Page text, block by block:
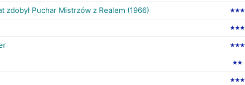
zdobył Puchar Mistrzów z Realem (1966) ★★★
★★★
★★★
★★
★★★